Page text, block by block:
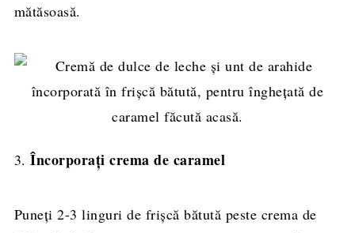
mătăsoasă.
3.Încorporați crema de caramel
Puneți 2-3 linguri de frișcă bătută peste crema de